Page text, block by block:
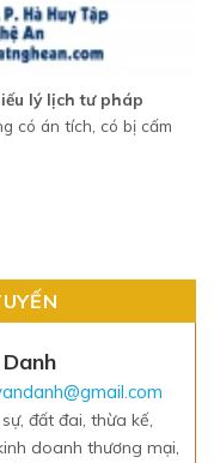
lý lịch tư pháp
có án tích, có bị cấm
đất đai, thừa kế,
doanh thương mại,